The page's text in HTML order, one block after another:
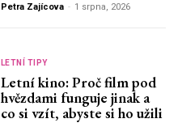
Petra Zajícova - 1 srpna, 2026
LETNÍ TIPY
Letní kino: Proč film pod
hvězdami funguje jinak a
co si vzít, abyste si ho užili